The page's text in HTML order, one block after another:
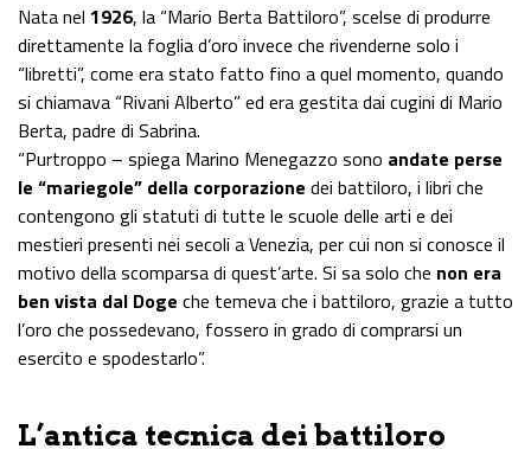
Nata nel 1926, la “Mario Berta Battiloro”, scelse di produrre
direttamente la foglia d’oro invece che rivenderne solo i
“libretti”, come era stato fatto fino a quel momento, quando
si chiamava “Rivani Alberto” ed era gestita dai cugini di Mario
Berta, padre di Sabrina.
“Purtroppo – spiega Marino Menegazzo sono andate perse
le “mariegole” della corporazione dei battiloro, i libri che
contengono gli statuti di tutte le scuole delle arti e dei
mestieri presenti nei secoli a Venezia, per cui non si conosce il
motivo della scomparsa di quest’arte. Si sa solo che non era
ben vista dal Doge che temeva che i battiloro, grazie a tutto
l’oro che possedevano, fossero in grado di comprarsi un
esercito e spodestarlo”.
L’antica tecnica dei battiloro